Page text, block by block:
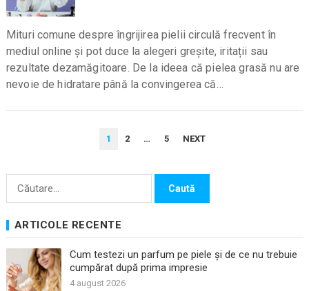
Mituri comune despre îngrijirea pielii circulă frecvent în
mediul online și pot duce la alegeri greșite, iritații sau
rezultate dezamăgitoare. De la ideea că pielea grasă nu are
nevoie de hidratare până la convingerea că…
1 2 … 5 NEXT
Caută
ARTICOLE RECENTE
Cum testezi un parfum pe piele și de ce nu trebuie
cumpărat după prima impresie
4 august 2026